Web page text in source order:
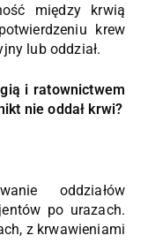
między krwią
krew
lub oddział.
i ratownictwem
nie oddał krwi?
oddziałów
po urazach.
z krwawieniami